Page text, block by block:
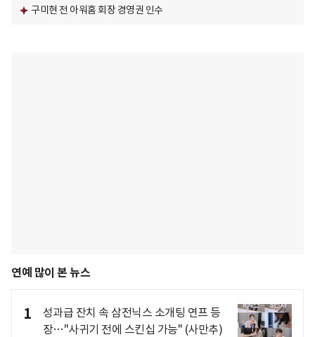
구미현 전 아워홈 회장 경영권 인수
연예 많이 본 뉴스
1
성과급 잔치 속 삼전닉스 소개팅 연프 등
장…"사귀기 전에 스킨십 가능" (사만추)